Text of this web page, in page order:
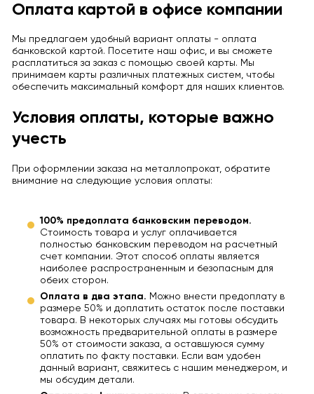
Оплата картой в офисе компании
Мы предлагаем удобный вариант оплаты - оплата
банковской картой. Посетите наш офис, и вы сможете
расплатиться за заказ с помощью своей карты. Мы
принимаем карты различных платежных систем, чтобы
обеспечить максимальный комфорт для наших клиентов.
Условия оплаты, которые важно
учесть
При оформлении заказа на металлопрокат, обратите
внимание на следующие условия оплаты:
100% предоплата банковским переводом.
Стоимость товара и услуг оплачивается
полностью банковским переводом на расчетный
счет компании. Этот способ оплаты является
наиболее распространенным и безопасным для
обеих сторон.
Оплата в два этапа. Можно внести предоплату в
размере 50% и доплатить остаток после поставки
товара. В некоторых случаях мы готовы обсудить
возможность предварительной оплаты в размере
50% от стоимости заказа, а оставшуюся сумму
оплатить по факту поставки. Если вам удобен
данный вариант, свяжитесь с нашим менеджером, и
мы обсудим детали.